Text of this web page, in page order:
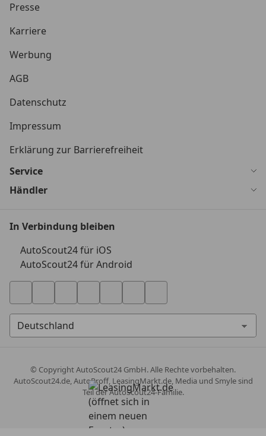
Presse
Karriere
Werbung
AGB
Datenschutz
Impressum
Erklärung zur Barrierefreiheit
Service
Händler
In Verbindung bleiben
AutoScout24 für iOS
AutoScout24 für Android
© CopyrightAutoScout24 GmbH. Alle Rechte vorbehalten.
AutoScout24.de, AutoProff, LeasingMarkt.de, Media und Smyle sind
Teil der AutoScout24-Familie.